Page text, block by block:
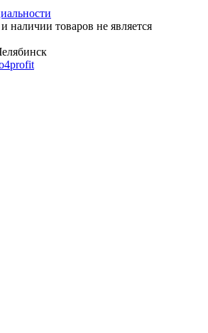
наличии товаров не является